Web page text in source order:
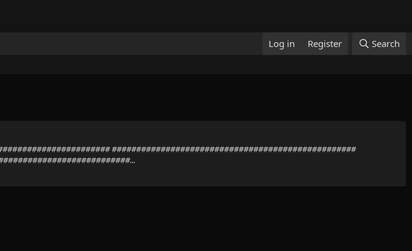
Log in Register Search
##################################################